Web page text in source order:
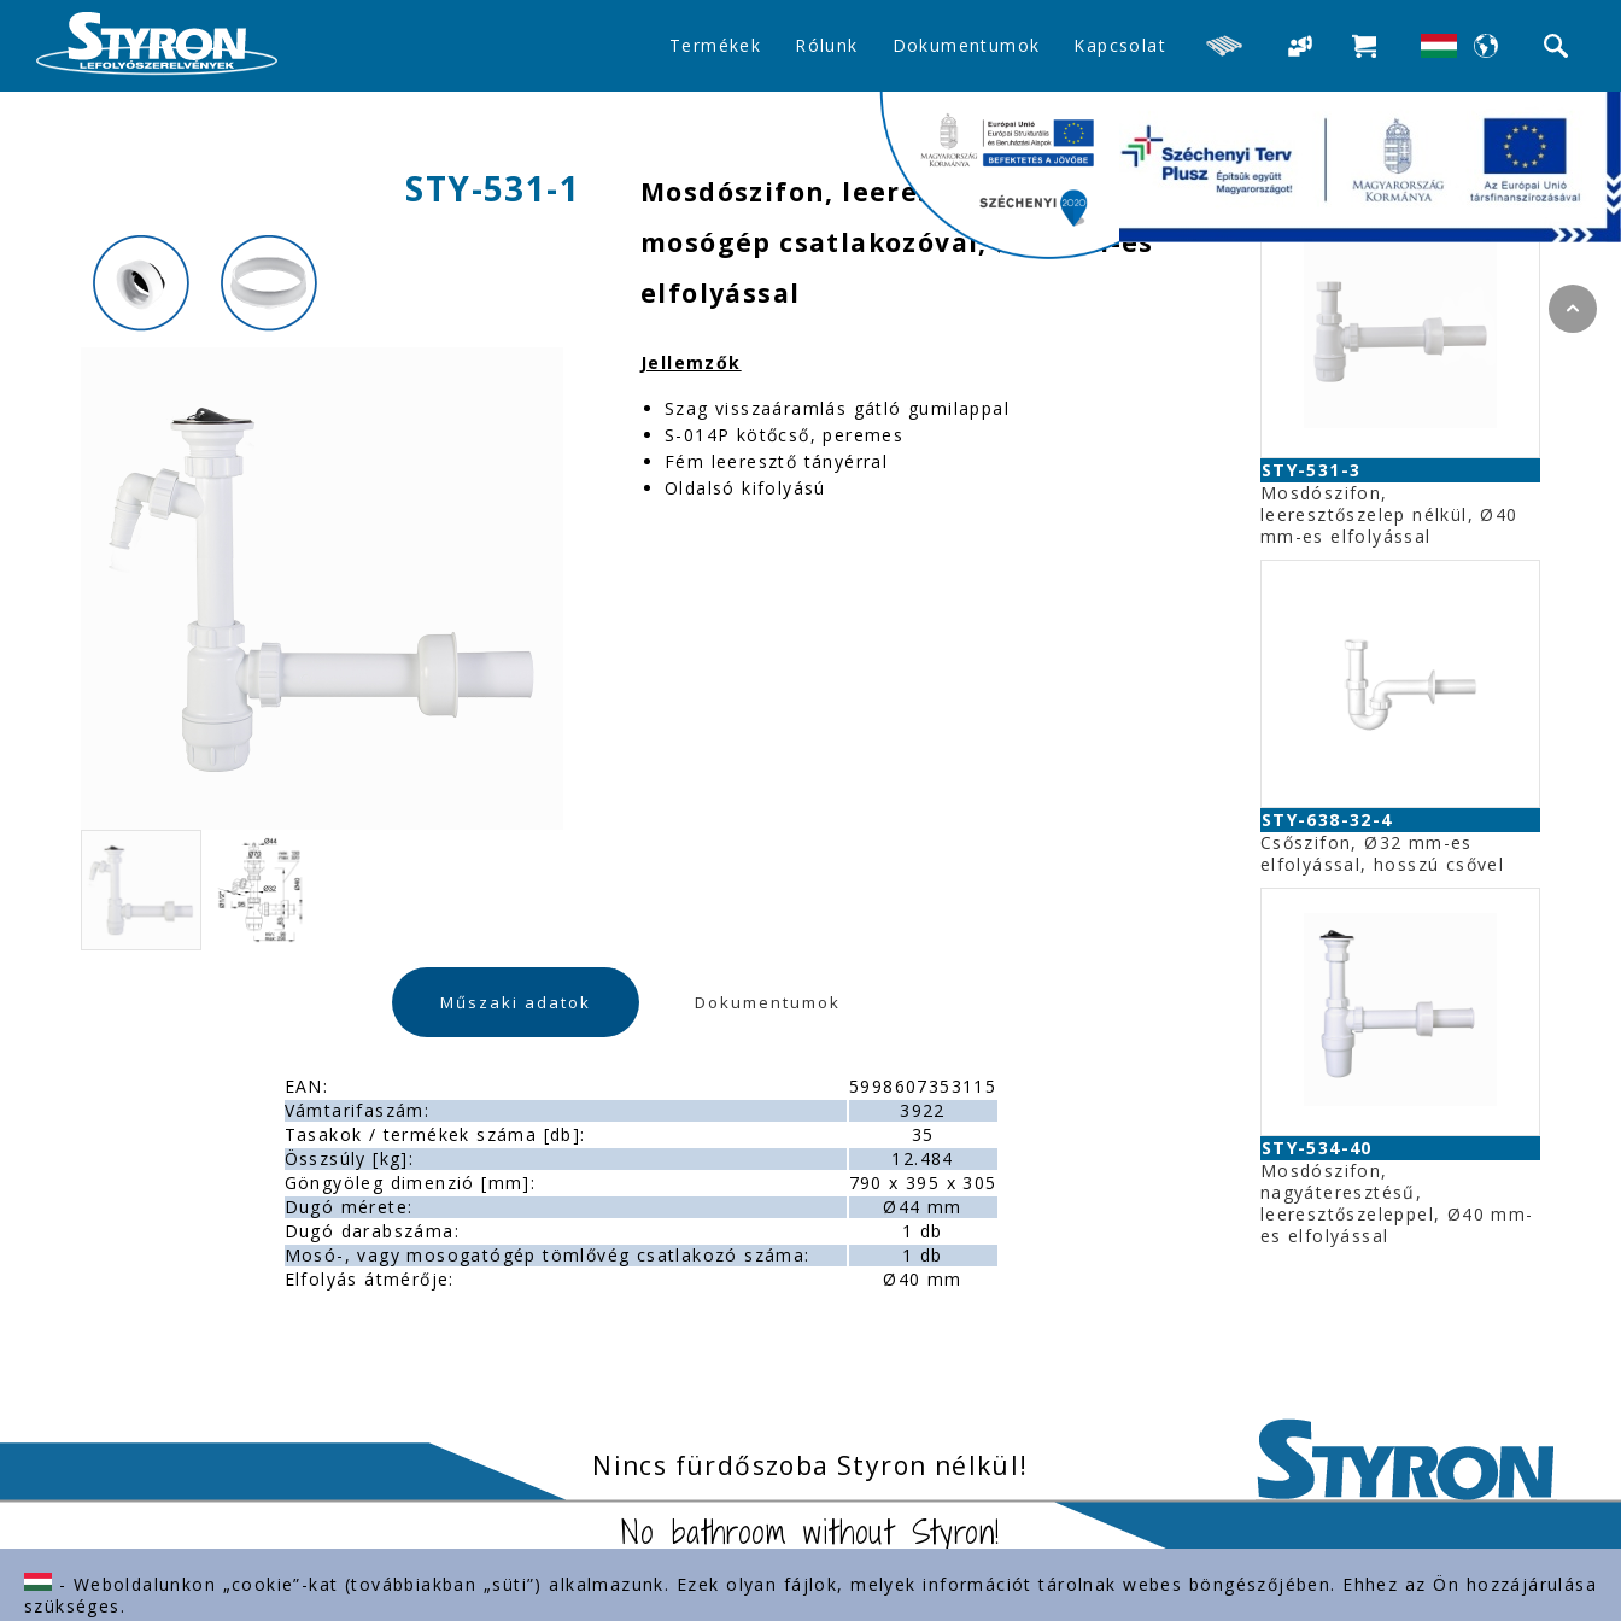
Termékek Rólunk Dokumentumok Kapcsolat
>>Mosdó búra-, és csőszifonok
STY-531-1
Mosdószifon, leeresztőszeleppel,
mosógép csatlakozóval, Ø40 mm-es
elfolyással
Jellemzők
Szag visszaáramlás gátló gumilappal
S-014P kötőcső, peremes
Fém leeresztő tányérral
Oldalsó kifolyású
Műszaki adatok Dokumentumok
EAN:
5998607353115
Vámtarifaszám:
3922
Tasakok / termékek száma [db]:
35
Összsúly [kg]:
12.484
Göngyöleg dimenzió [mm]:
790 x 395 x 305
Dugó mérete:
Ø44 mm
Dugó darabszáma:
1 db
Mosó-, vagy mosogatógép tömlővég csatlakozó száma:
1 db
Elfolyás átmérője:
Ø40 mm
Kapcsolódó termékek
STY-531-3
Mosdószifon,
leeresztőszelep nélkül, Ø40
mm-es elfolyással
STY-638-32-4
Csőszifon, Ø32 mm-es
elfolyással, hosszú csővel
STY-534-40
Mosdószifon,
nagyáteresztésű,
leeresztőszeleppel, Ø40 mm-
es elfolyással
Nincs fürdőszoba Styron nélkül!
No bathroom without Styron!
Lépjen kapcsolatba velünk Fontos linkek Jelenlétünk
- Weboldalunkon „cookie”-kat (továbbiakban „süti”) alkalmazunk. Ezek olyan fájlok, melyek információt tárolnak webes böngészőjében. Ehhez az Ön hozzájárulása
szükséges.